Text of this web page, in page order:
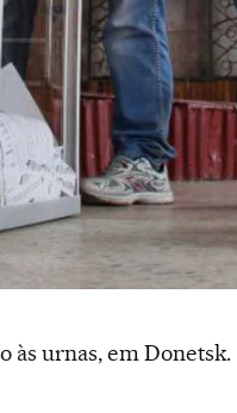
às urnas, em Donetsk.